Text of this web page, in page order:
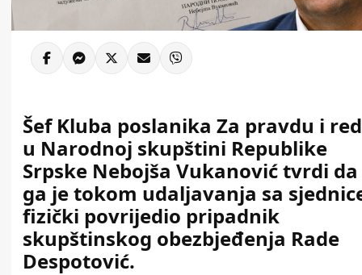
Šef Kluba poslanika Za pravdu i red
u Narodnoj skupštini Republike
Srpske Nebojša Vukanović tvrdi da
ga je tokom udaljavanja sa
fizički povrijedio pripadnik
skupštinskog obezbjeđenja Rade
Despotović.